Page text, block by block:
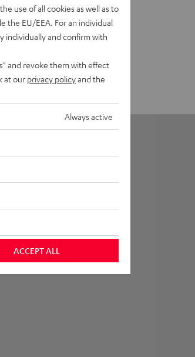
use of all cookies as well as to
the EU/EEA. For an individual
individually and confirm with
and revoke them with effect
at our privacy policyand the
Always active
ACCEPT ALL